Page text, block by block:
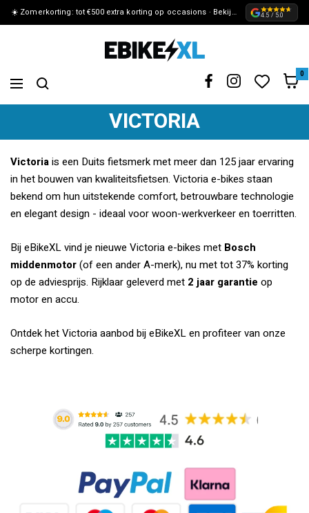
METEEN ☀️ Zomerkorting: tot €500 extra korting op occasions · Bekijk de actie » 4.5 / 5.0
eBikeXL
Navigation
0
VICTORIA
Victoriais een Duits fietsmerk met meer dan 125 jaar ervaring
in het bouwen van kwaliteitsfietsen. Victoria e-bikes staan
bekend om hun uitstekende comfort, betrouwbare technologie
en elegant design - ideaal voor woon-werkverkeer en toerritten.
Bij eBikeXL vind je nieuwe Victoria e-bikes met Bosch
middenmotor(of een ander A-merk), nu met tot 37% korting
op de adviesprijs. Rijklaar geleverd met 2 jaar garantie op
motor en accu.
Ontdek het Victoria aanbod bij eBikeXL en profiteer van onze
scherpe kortingen.